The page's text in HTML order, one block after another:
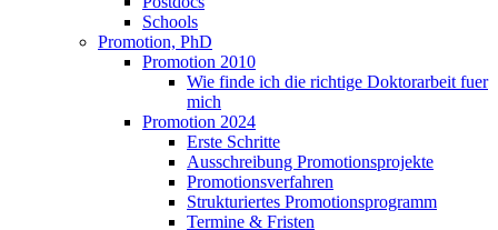
Schools
Promotion, PhD
Promotion 2010
Wie finde ich die richtige Doktorarbeit fuer
mich
Promotion 2024
Erste Schritte
Ausschreibung Promotionsprojekte
Promotionsverfahren
Strukturiertes Promotionsprogramm
Termine & Fristen